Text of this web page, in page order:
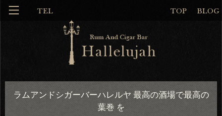
ラムアンドシガーバーハレルヤ 最高の酒場で最高の
葉巻 を